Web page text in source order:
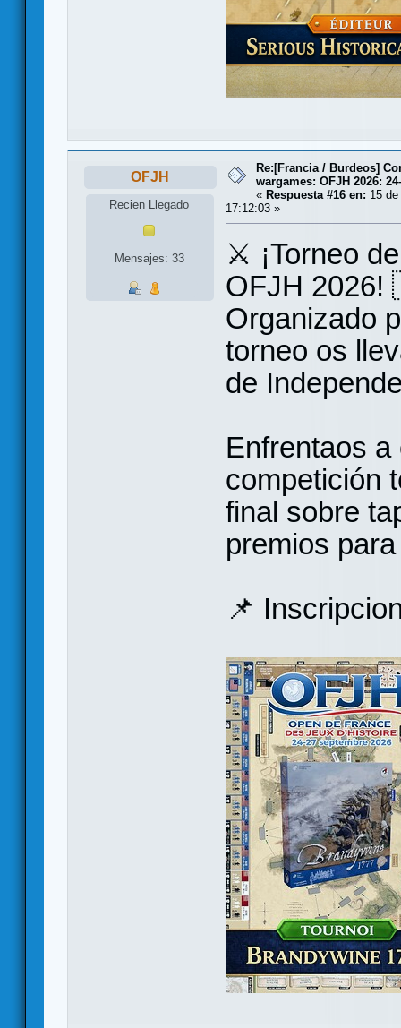
OFJH
Recien Llegado
Mensajes: 33
Re:[Francia / Burdeos]
wargames: OFJH 2026:
« Respuesta #16 en: 15
17:12:03 »
⚔️ ¡Torneo
OFJH
Organizado
torneo os
de
Enfrentaos
competición
final sobre
premios
📌